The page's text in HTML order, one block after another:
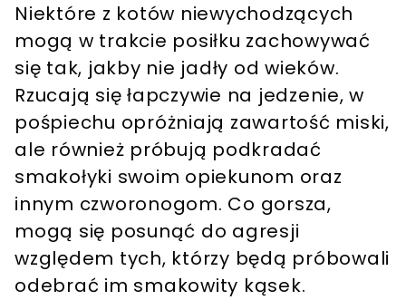
Niektóre z kotów niewychodzących
mogą w trakcie posiłku zachowywać
się tak, jakby nie jadły od wieków.
Rzucają się łapczywie na jedzenie, w
pośpiechu opróżniają zawartość miski,
ale również próbują podkradać
smakołyki swoim opiekunom oraz
innym czworonogom. Co gorsza,
mogą się posunąć do agresji
względem tych, którzy będą próbowali
odebrać im smakowity kąsek.